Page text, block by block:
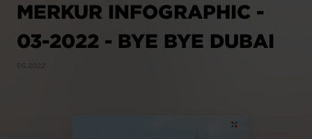
MERKUR INFOGRAPHIC -
03-2022 - BYE BYE DUBAI